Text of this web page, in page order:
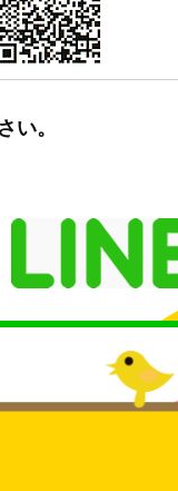
い。